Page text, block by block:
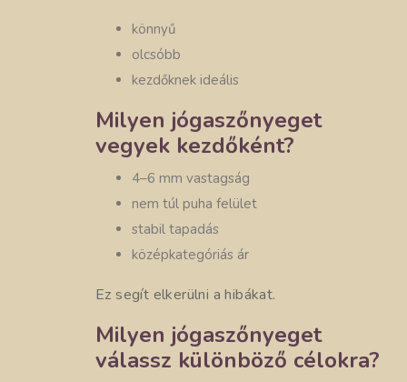
könnyű
olcsóbb
kezdőknek ideális
Milyen jógaszőnyeget
vegyek kezdőként?
4–6 mm vastagság
nem túl puha felület
stabil tapadás
középkategóriás ár
Ez segít elkerülni a hibákat.
Milyen jógaszőnyeget
válassz különböző célokra?